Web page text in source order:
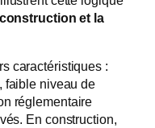
et la
caractéristiques :
faible niveau de
réglementaire
En construction,